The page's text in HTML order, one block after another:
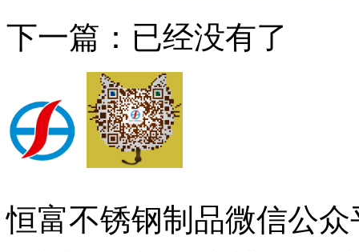
下一篇：已经没有了
恒富不锈钢制品微信公众